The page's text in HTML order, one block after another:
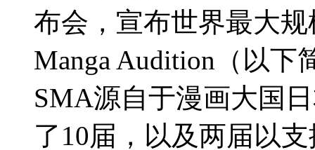
布会，宣布世界最大
Manga Audition（以
SMA源自于漫画大国
了10届，以及两届以